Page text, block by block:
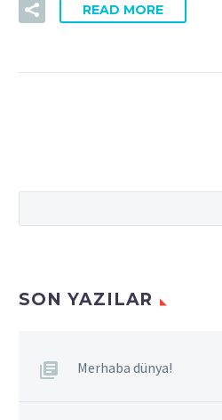
READ MORE
SON YAZILAR
Merhaba dünya!